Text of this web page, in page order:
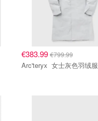
€383.99€799.99
Arc'teryx 女士灰色羽绒服